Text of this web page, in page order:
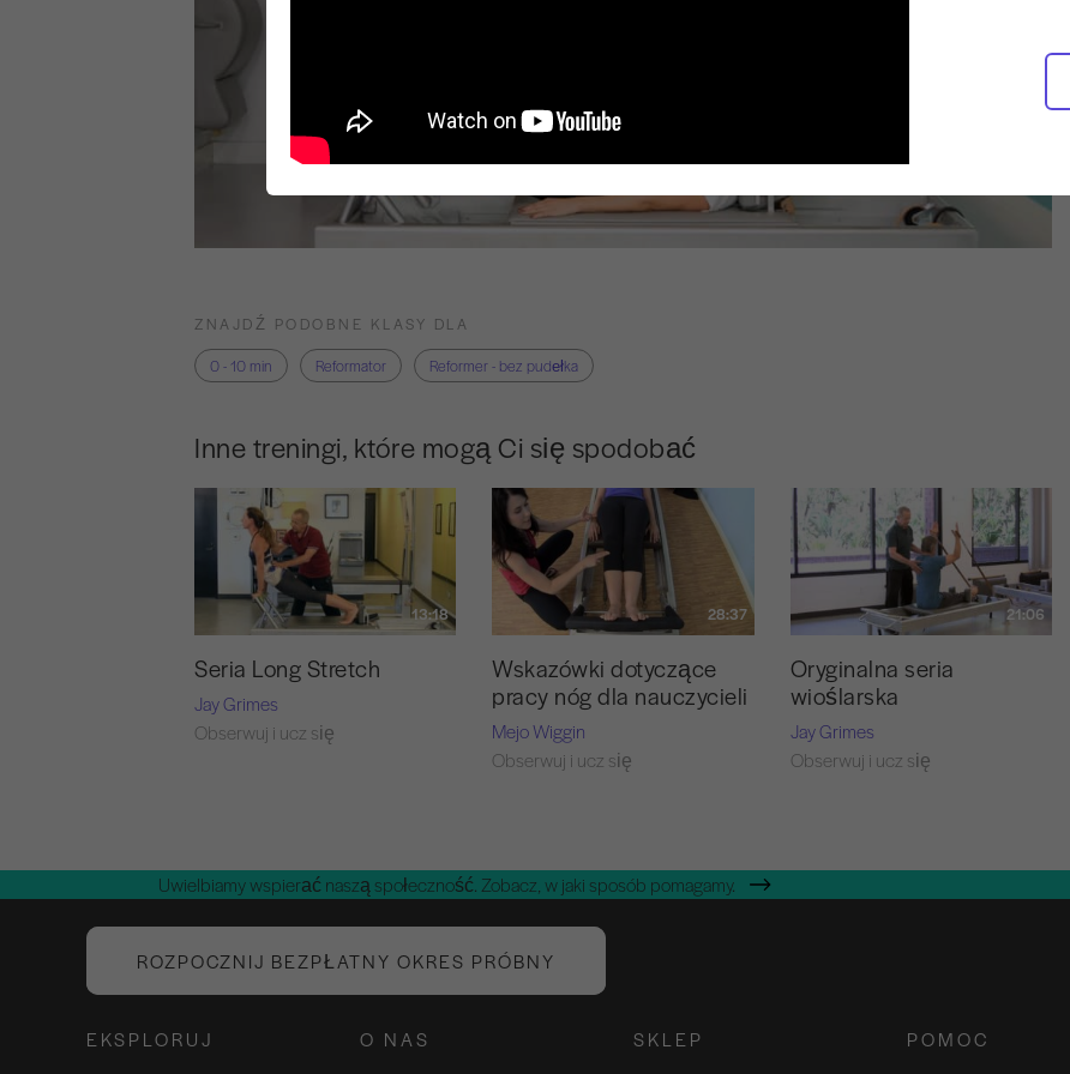
ZNAJDŹ PODOBNE KLASY DLA
0 - 10 min
Reformator Reformer - bez pudełka
Inne treningi, które mogą Ci się spodobać
13:18
Seria Long Stretch
Jay Grimes
Obserwuj i ucz się
28:37
Wskazówki dotyczące
pracy nóg dla nauczycieli
Mejo Wiggin
Obserwuj i ucz się
21:06
Oryginalna seria
wioślarska
Jay Grimes
Obserwuj i ucz się
Uwielbiamy wspierać naszą społeczność. Zobacz, w jaki sposób pomagamy.
ROZPOCZNIJ BEZPŁATNY OKRES PRÓBNY
EKSPLORUJ O NAS SKLEP POMOC